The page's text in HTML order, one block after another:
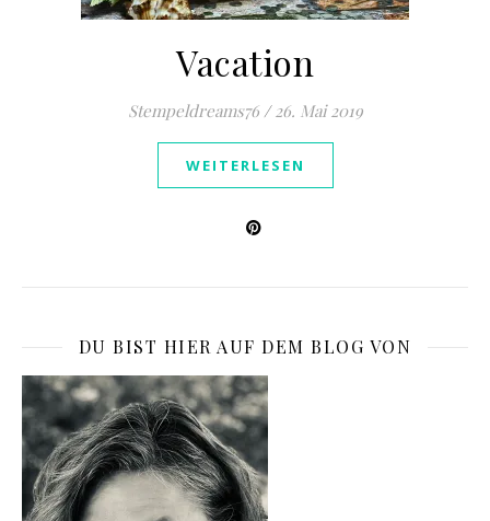
Vacation
Stempeldreams76 / 26. Mai 2019
WEITERLESEN
DU BIST HIER AUF DEM BLOG VON